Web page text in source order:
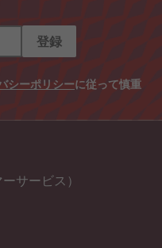
登録
シーポリシーに従って慎重
サービス）